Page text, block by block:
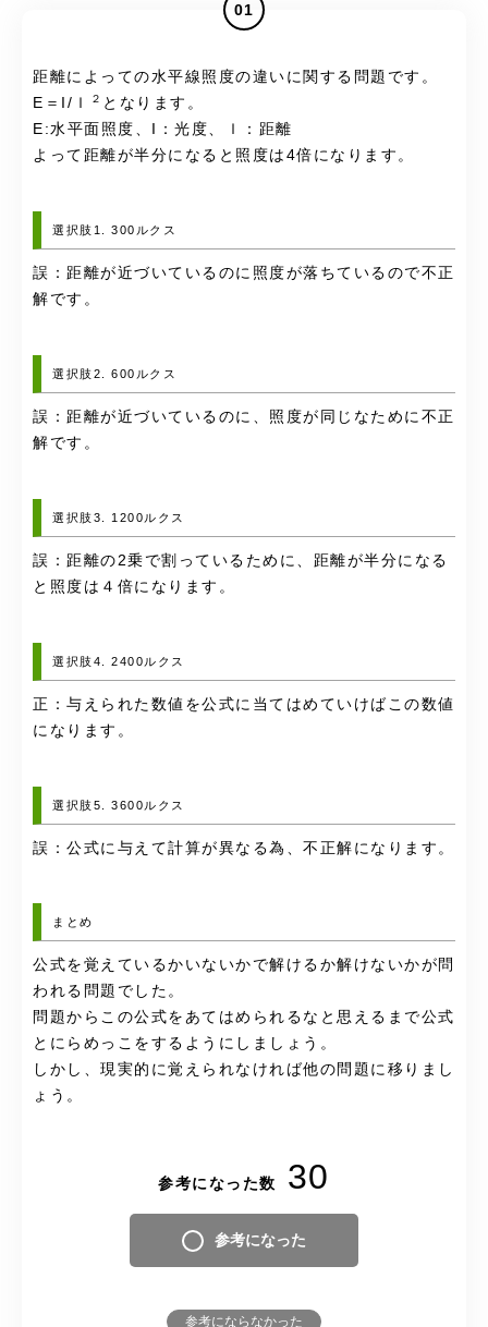
01
距離によっての水平線照度の違いに関する問題です。
E＝I/ｌ
２ となります。
E:水平面照度、I：光度、ｌ：距離
よって距離が半分になると照度は4倍になります。
選択肢1. 300ルクス
誤：距離が近づいているのに照度が落ちているので不正
解です。
選択肢2. 600ルクス
誤：距離が近づいているのに、照度が同じなために不正
解です。
選択肢3. 1200ルクス
誤：距離の2乗で割っているために、距離が半分になる
と照度は４倍になります。
選択肢4. 2400ルクス
正：与えられた数値を公式に当てはめていけばこの数値
になります。
選択肢5. 3600ルクス
誤：公式に与えて計算が異なる為、不正解になります。
まとめ
公式を覚えているかいないかで解けるか解けないかが問
われる問題でした。
問題からこの公式をあてはめられるなと思えるまで公式
とにらめっこをするようにしましょう。
しかし、現実的に覚えられなければ他の問題に移りまし
ょう。
参考になった数 30
参考になった
参考にならなかった